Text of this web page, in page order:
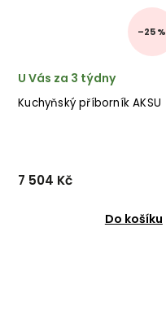
–25 %
Kuchyňský příborník AKSU
U Vás za 3 týdny
7 504 Kč
Do košíku